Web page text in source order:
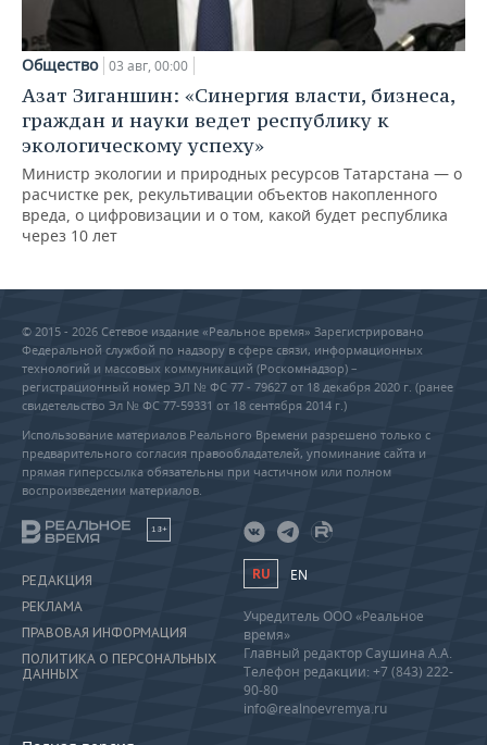
Общество 03 авг, 00:00
Азат Зиганшин: «Синергия власти, бизнеса,
граждан и науки ведет республику к
экологическому успеху»
Министр экологии и природных ресурсов Татарстана — о
расчистке рек, рекультивации объектов накопленного
вреда, о цифровизации и о том, какой будет республика
через 10 лет
© 2015 - 2026 Сетевое издание «Реальное время» Зарегистрировано
Федеральной службой по надзору в сфере связи, информационных
технологий и массовых коммуникаций (Роскомнадзор) –
регистрационный номер ЭЛ № ФС 77 - 79627 от 18 декабря 2020 г. (ранее
свидетельство Эл № ФС 77-59331 от 18 сентября 2014 г.)
Использование материалов Реального Времени разрешено только с
предварительного согласия правообладателей, упоминание сайта и
прямая гиперссылка обязательны при частичном или полном
воспроизведении материалов.
18+
РЕДАКЦИЯ
РЕКЛАМА
ПРАВОВАЯ ИНФОРМАЦИЯ
ПОЛИТИКА О ПЕРСОНАЛЬНЫХ
ДАННЫХ
RU EN
Учредитель ООО «Реальное
время»
Главный редактор Саушина А.А.
Телефон редакции: +7 (843) 222-
90-80
info@realnoevremya.ru